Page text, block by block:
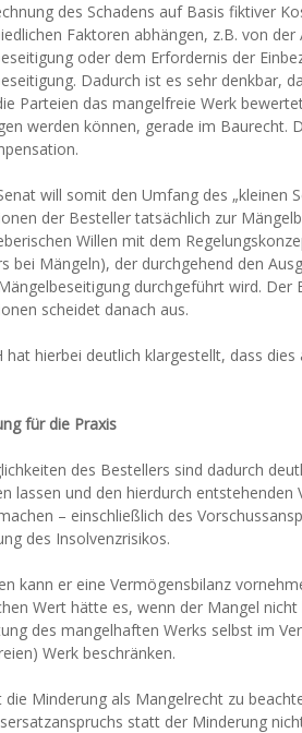
des Schadens auf Basis fiktiver
Faktoren abhängen, z.B. von
oder dem Erfordernis der
Dadurch ist es sehr denkbar,
Parteien das mangelfreie Werk
werden können, gerade im Baurecht.
will somit den Umfang des „kleinen
der Besteller tatsächlich zur
Willen mit dem
bei Mängeln), der durchgehend den
durchgeführt wird. Der
scheidet danach aus.
hat hierbei deutlich klargestellt, dass
für die Praxis
des Bestellers sind dadurch
lassen und den hierdurch
– einschließlich des
des Insolvenzrisikos.
kann er eine Vermögensbilanz
Wert hätte es, wenn der Mangel
des mangelhaften Werks selbst im
Werk beschränken.
die Minderung als Mangelrecht zu
statt der Minderung